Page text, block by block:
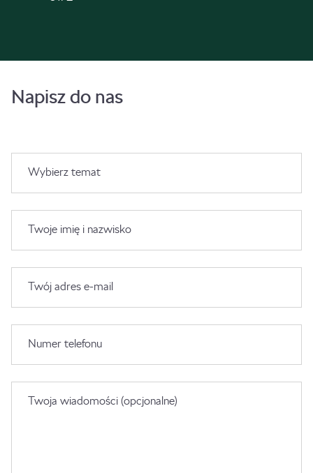
Napisz do nas
Wybierz temat
Twoje imię i nazwisko
Twój adres e-mail
Numer telefonu
Twoja wiadomości (opcjonalne)